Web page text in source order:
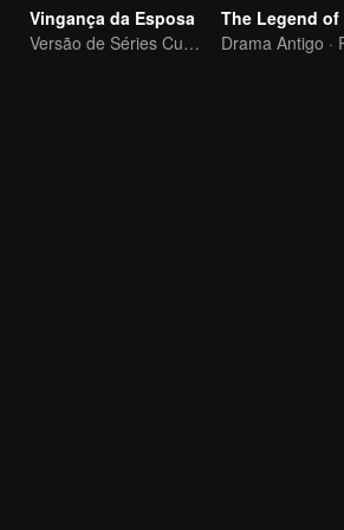
Vingança da Esposa
Versão de Séries Curtas “A Tentação de voltar para casa”